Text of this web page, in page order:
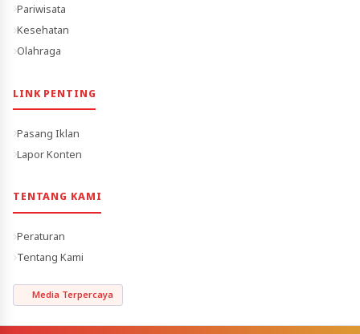
Pariwisata
Kesehatan
Olahraga
LINK PENTING
Pasang Iklan
Lapor Konten
TENTANG KAMI
Peraturan
Tentang Kami
Media Terpercaya